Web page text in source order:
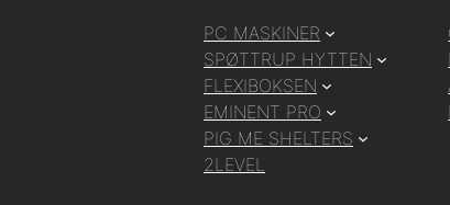
PC MASKINER
SPØTTRUP HYTTEN
FLEXIBOKSEN
EMINENT PRO
PIG ME SHELTERS
2LEVEL